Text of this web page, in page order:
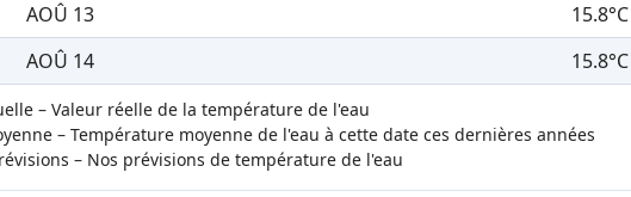
AOÛ 13
15.8°C
AOÛ 14
15.8°C
– Valeur réelle de la température de l'eau
– Température moyenne de l'eau à cette date ces dernières années
– Nos prévisions de température de l'eau